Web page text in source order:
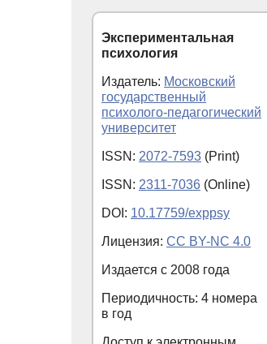
Экспериментальная
психология
Издатель: Московский
государственный
психолого-педагогический
университет
ISSN: 2072-7593 (Print)
ISSN: 2311-7036 (Online)
DOI: 10.17759/exppsy
Лицензия: CC BY-NC 4.0
Издается с 2008 года
Периодичность: 4 номера
в год